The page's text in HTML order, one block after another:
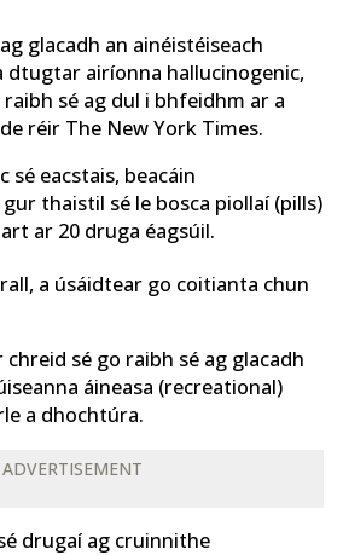
glacadh an ainéistéiseach
dtugtar airíonna hallucinogenic,
sé ag dul i bhfeidhm ar a
réir The New York Times.
sé eacstais, beacáin
thaistil sé le bosca piollaí (pills)
ar 20 druga éagsúil.
a úsáidtear go coitianta chun
sé go raibh sé ag glacadh
áineasa (recreational)
a dhochtúra.
ADVERTISEMENT
drugaí ag cruinnithe